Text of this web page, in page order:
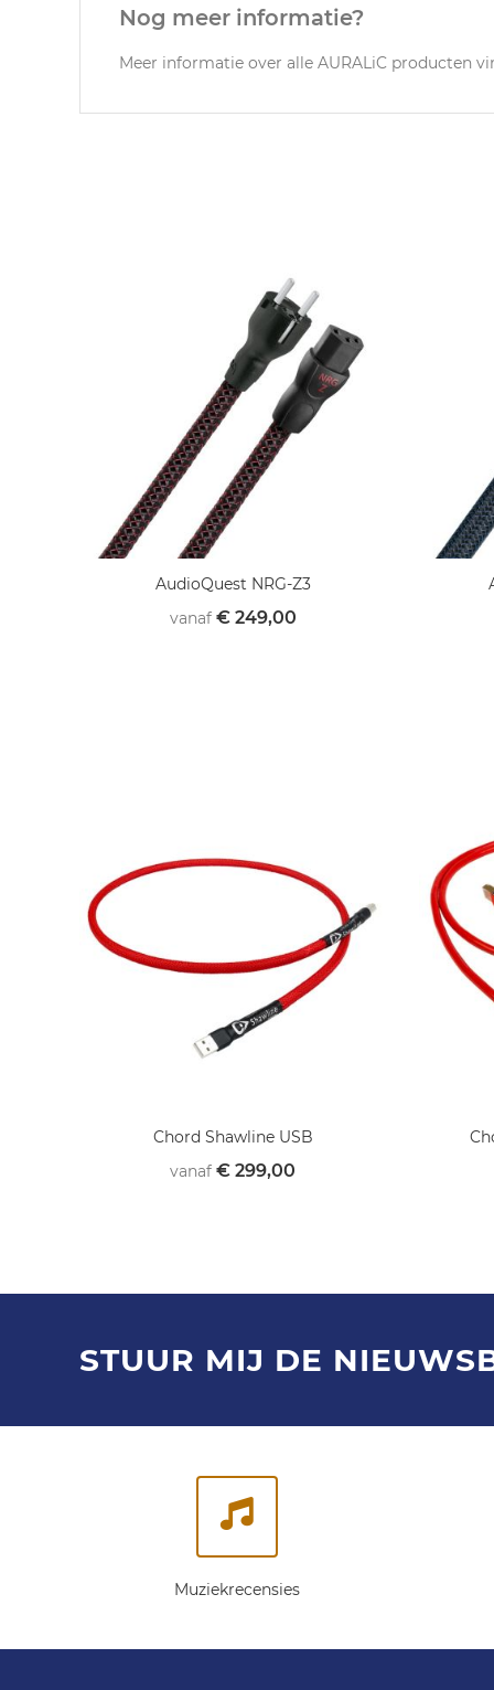
Nog meer informatie?
Meer informatie over alle AURALiC producten
AudioQuest NRG-Z3
vanaf € 249,00
Chord Shawline USB
vanaf € 299,00
STUUR MIJ DE
Muziekrecensies